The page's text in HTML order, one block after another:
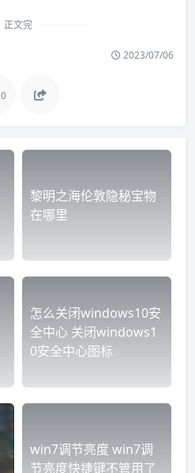
正文完
2023/07/06
0
黎明之海伦敦隐秘宝物
在哪里
怎么关闭windows10安
全中心 关闭windows1
0安全中心图标
win7调节亮度 win7调
节亮度快捷键不管用了